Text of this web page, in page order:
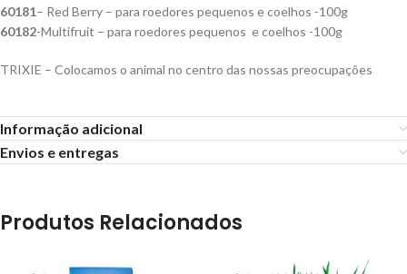
60181– Red Berry – para roedores pequenos e coelhos -100g
60182-Multifruit – para roedores pequenos e coelhos -100g
TRIXIE – Colocamos o animal no centro das nossas preocupações
Informação adicional
Envios e entregas
Produtos Relacionados